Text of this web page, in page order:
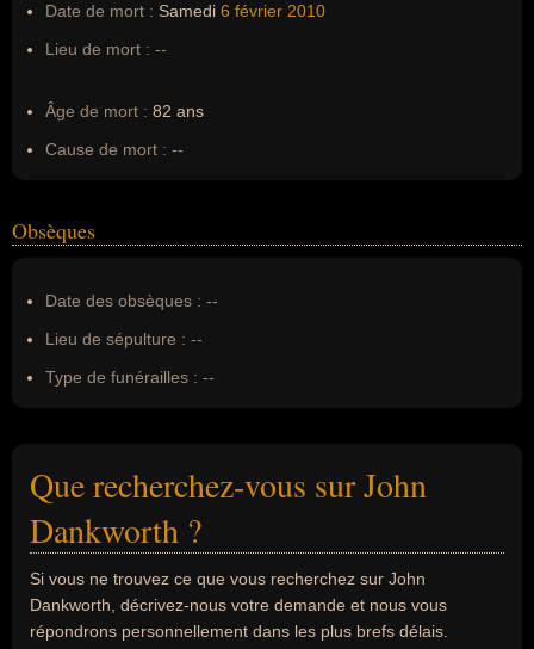
Date de mort : Samedi 6 février 2010
Lieu de mort : --
Âge de mort : 82 ans
Cause de mort : --
Obsèques
Date des obsèques : --
Lieu de sépulture : --
Type de funérailles : --
Que recherchez-vous sur John
Dankworth ?
Si vous ne trouvez ce que vous recherchez sur John
Dankworth, décrivez-nous votre demande et nous vous
répondrons personnellement dans les plus brefs délais.